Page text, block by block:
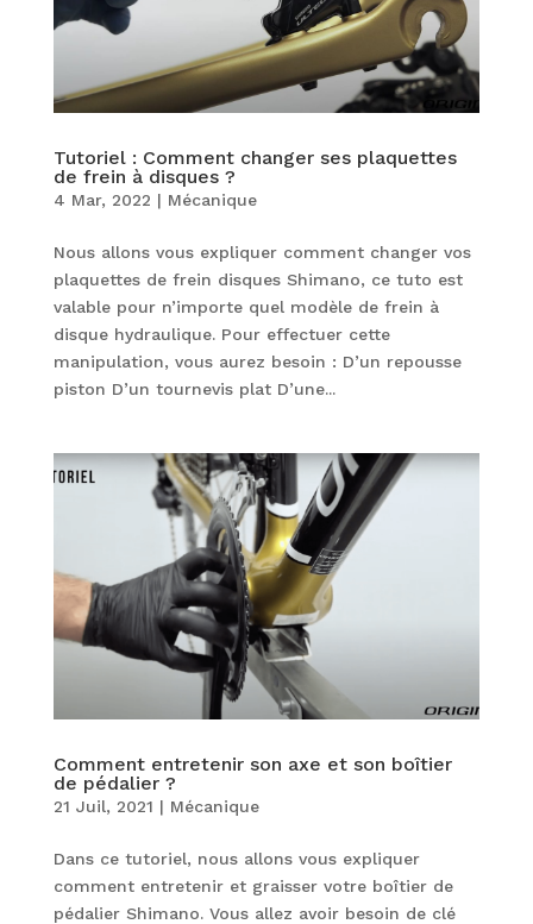
Tutoriel : Comment changer ses plaquettes
de frein à disques ?
4 Mar, 2022 | Mécanique
Nous allons vous expliquer comment changer vos
plaquettes de frein disques Shimano, ce tuto est
valable pour n’importe quel modèle de frein à
disque hydraulique. Pour effectuer cette
manipulation, vous aurez besoin : D’un repousse
piston D’un tournevis plat D’une...
Comment entretenir son axe et son boîtier
de pédalier ?
21 Juil, 2021 | Mécanique
Dans ce tutoriel, nous allons vous expliquer
comment entretenir et graisser votre boîtier de
pédalier Shimano. Vous allez avoir besoin de clé